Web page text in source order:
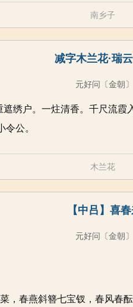
南乡子
减字木兰花·瑞
元好问 〔金朝〕
绣户。一炷清香。千尺流霞
公。
木兰花
【中吕】喜
元好问 〔金朝〕
，春燕斜簪七宝钗，春风春